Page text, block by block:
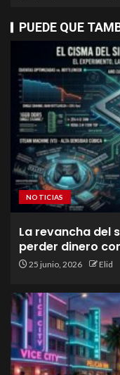
PUEDE QUE
NOTICIAS
La revancha del
perder dinero
25 junio, 2026 Elid